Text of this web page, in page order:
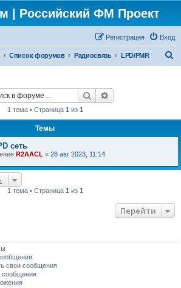
| Российский ФМ Проект
Вход
Регистрация
Список форумов Радиосвязь LPD/PMR
Поиск
1 тема • Страница 1 из 1
Темы
сеть
R2AACL « 28 авг 2023, 11:14
1 тема • Страница 1 из 1
Перейти
свои сообщения
сообщения